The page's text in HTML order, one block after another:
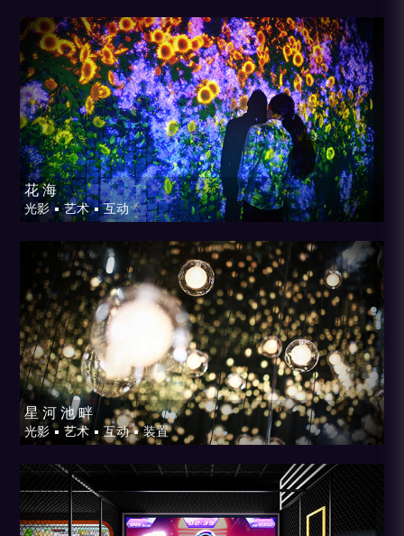
花 海
光影 ▪ 艺术 ▪ 互动
星 河 池 畔
光影 ▪ 艺术 ▪ 互动 ▪ 装置